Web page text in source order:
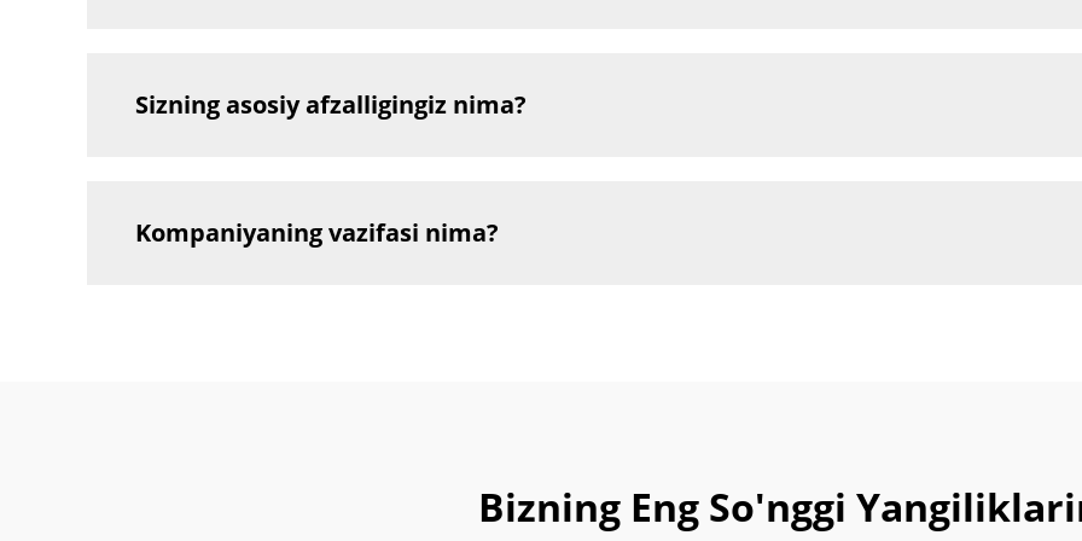
Sizning asosiy afzalligingiz nima?
Kompaniyaning vazifasi nima?
Bizning Eng So'nggi